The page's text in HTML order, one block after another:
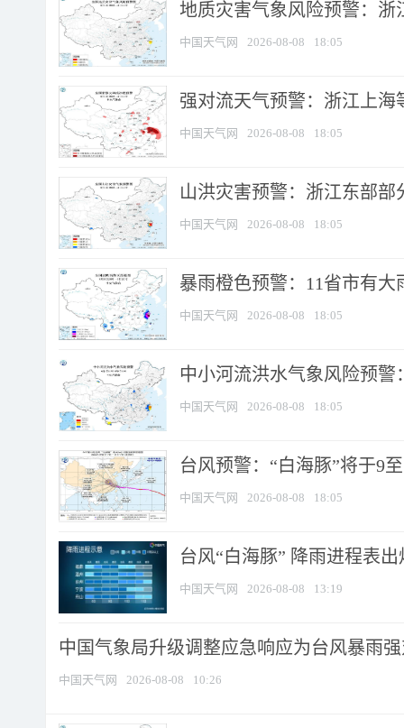
地质灾害气象风险预警：
中国天气网 2026-08-08 18:05
强对流天气预警：浙江上海
中国天气网 2026-08-08 18:05
山洪灾害预警：浙江东部
中国天气网 2026-08-08 18:05
暴雨橙色预警：11省市有
中国天气网 2026-08-08 18:05
中小河流洪水气象风险预
中国天气网 2026-08-08 18:05
台风预警：“白海豚”将于9
中国天气网 2026-08-08 18:05
台风“白海豚” 降雨进程表
中国天气网 2026-08-08 13:19
中国气象局升级调整应急响应为台风暴雨
中国天气网 2026-08-08 10:26